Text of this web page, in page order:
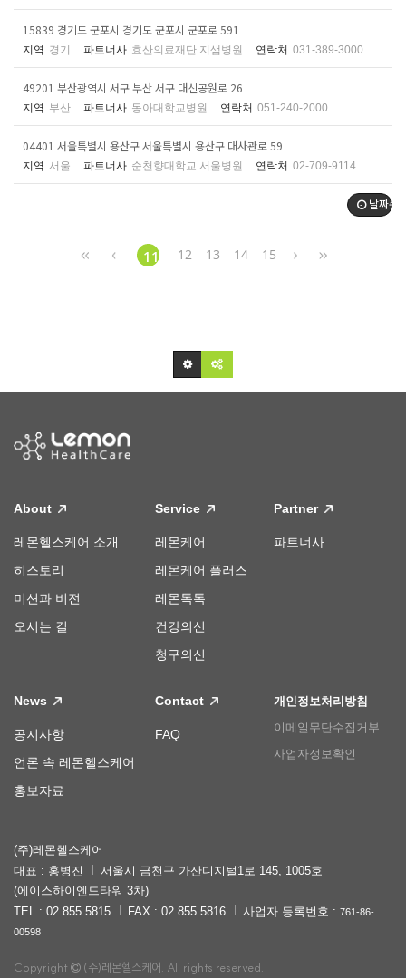
15839 경기도 군포시 경기도 군포시 군포로 591
지역 경기 파트너사 효산의료재단 지샘병원 연락처 031-389-3000
49201 부산광역시 서구 부산 서구 대신공원로 26
지역 부산 파트너사 동아대학교병원 연락처 051-240-2000
04401 서울특별시 용산구 서울특별시 용산구 대사관로 59
지역 서울 파트너사 순천향대학교 서울병원 연락처 02-709-9114
날짜순
11 12 13 14 15
About
레몬헬스케어 소개
히스토리
미션과 비전
오시는 길
Service
레몬케어
레몬케어 플러스
레몬톡톡
건강의신
청구의신
Partner
파트너사
News
공지사항
언론 속 레몬헬스케어
홍보자료
Contact
FAQ
개인정보처리방침
이메일무단수집거부
사업자정보확인
(주)레몬헬스케어
대표 : 홍병진
서울시 금천구 가산디지털1로 145, 1005호
(에이스하이엔드타워 3차)
TEL : 02.855.5815
FAX : 02.855.5816 사업자 등록번호 : 761-86-
00598
Copyright (주)레몬헬스케어. All rights reserved.